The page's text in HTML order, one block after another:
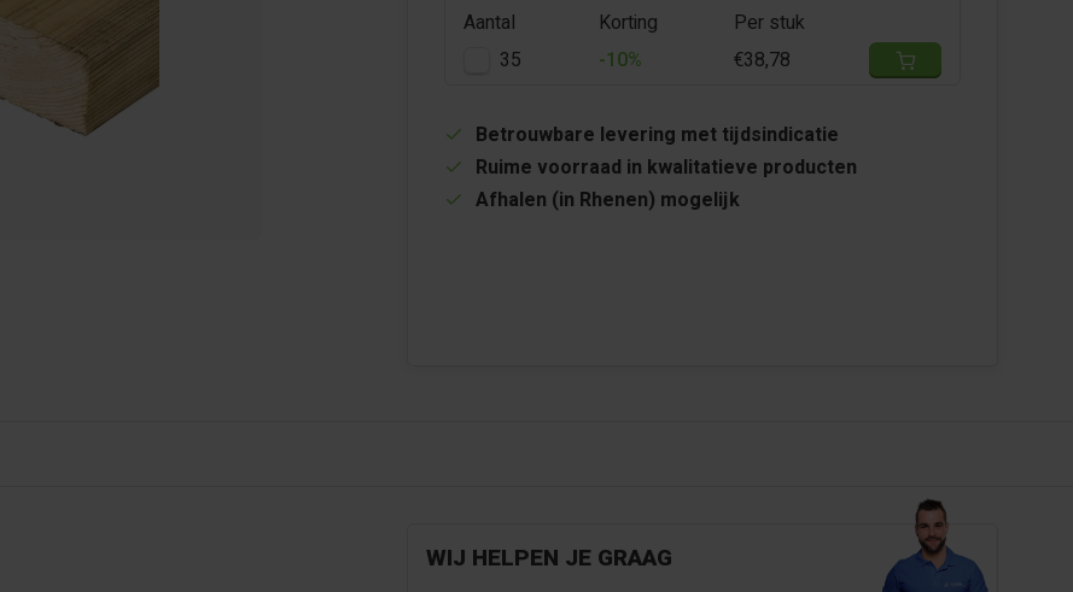
Aantal
Korting
Per stuk
35
-10% €38,78
Betrouwbare levering met tijdsindicatie
Ruime voorraad in kwalitatieve producten
Afhalen (in Rhenen) mogelijk
WIJ HELPEN JE GRAAG